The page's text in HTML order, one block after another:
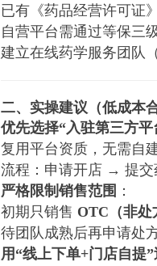
已有《药品经营许可证
自营平台需通过等保三
建立在线药学服务团队
二、实操建议（低成本
优先选择“入驻第三方平
复用平台资质，无需自
流程：申请开店 → 提交
严格限制销售范围 ：
初期只销售 OTC（非处
待团队成熟后再申请处
用“线上下单+门店自提